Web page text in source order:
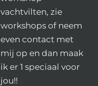
vachtvilten, zie
workshops of neem
even contact met
mij op en dan maak
ik er 1 speciaal voor
jou!!